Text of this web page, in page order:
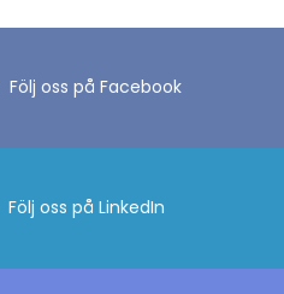
Följ oss på Facebook
Följ oss på LinkedIn